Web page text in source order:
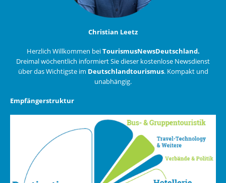
Christian Leetz
Herzlich Willkommen beiTourismusNewsDeutschland.
Dreimal wöchentlich informiert Sie dieser kostenlose Newsdienst
über das Wichtigste im Deutschlandtourismus. Kompakt und
unabhängig.
Empfängerstruktur